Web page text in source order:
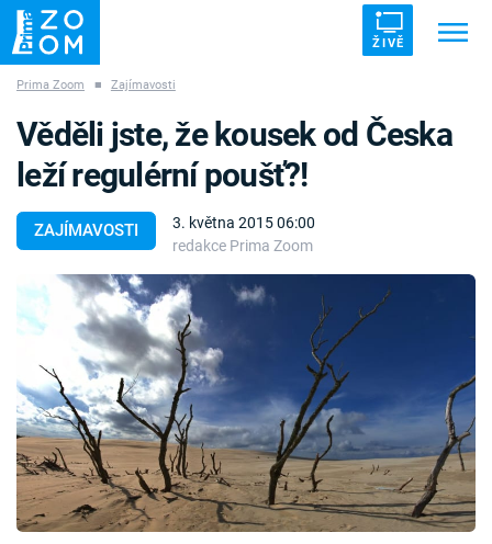
ŽIVĚ
ZÁHADY VETŘELCI DÁVNOVĚKU
Témata
Témata
Pořady
TV Program
Časopis
Prima Zoom ■ Zajímavosti
ZAJÍMAVOSTI
3. května 2015 06:00
redakce Prima Zoom
Věděli jste, že kousek od Česka
leží regulérní poušť?!